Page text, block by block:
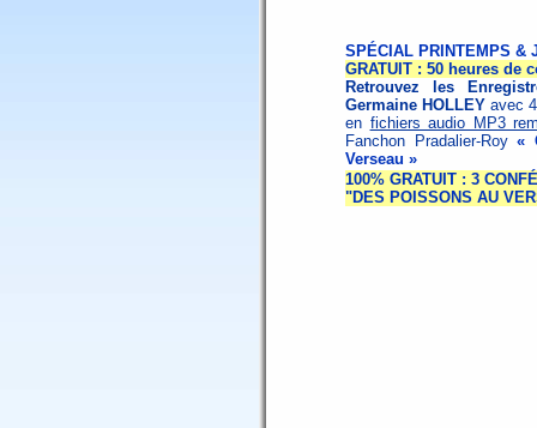
SPÉCIAL PRINTEMPS &
GRATUIT : 50 heures de
Retrouvez les
Germaine HOLLEY avec
en fichiers audio MP3
Fanchon Pradalier-Roy«
Verseau »
100% GRATUIT : 3
"DES POISSONS AU